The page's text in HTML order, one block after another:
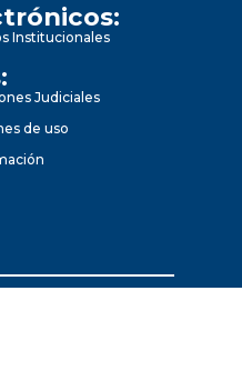
Institucionales
Judiciales
de uso